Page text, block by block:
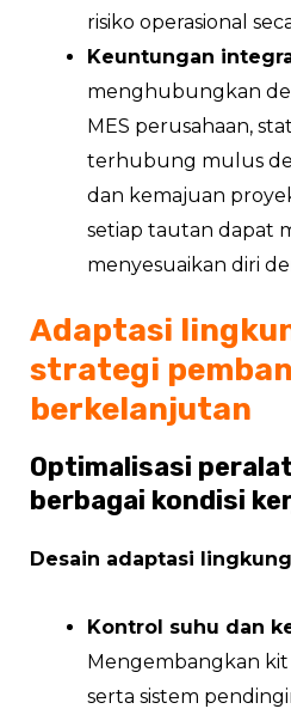
risiko operasional
Keuntungan
menghubungkan
MES perusahaan,
terhubung mulus
dan kemajuan
setiap tautan dapat
menyesuaikan diri
Adaptasi
strategi
berkelanjutan
Optimalisasi
berbagai kondisi
Desain adaptasi
Kontrol suhu dan
Mengembangkan
serta sistem